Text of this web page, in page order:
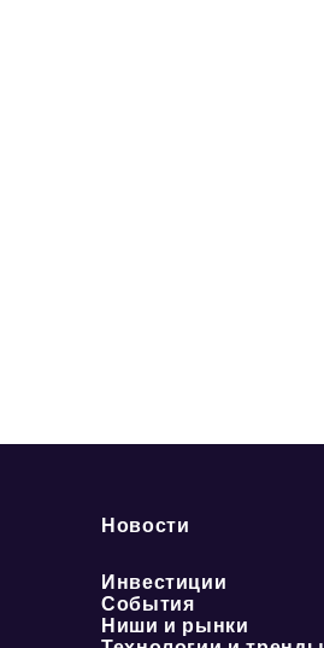
Новости
Инвестиции
События
Ниши и рынки